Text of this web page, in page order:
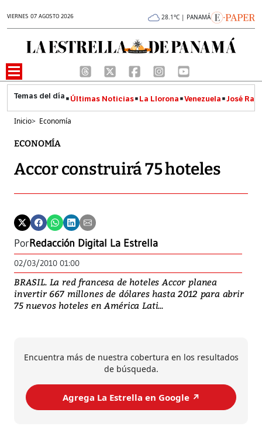
VIERNES 07 AGOSTO 2026 28.1°C | PANAMÁ
Últimas Noticias La Llorona Venezuela José
Inicio> Economía
ECONOMÍA
Accor construirá 75 hoteles
PorRedacción Digital La Estrella
02/03/2010 01:00
BRASIL. La red francesa de hoteles Accor planea
invertir 667 millones de dólares hasta 2012 para abrir
75 nuevos hoteles en América Lati...
Encuentra más de nuestra cobertura en los resultados
de búsqueda.
Agrega La Estrella en Google ↗️